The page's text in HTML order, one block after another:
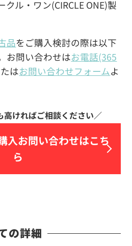
クル・ワン(CIRCLE ONE)製
品をご購入検討の際は以下
お問い合わせはお電話(365
はお問い合わせフォームよ
入お問い合わせはこち
ら
の詳細